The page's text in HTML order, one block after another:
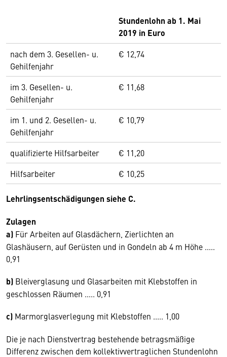
Stundenlohn ab 1. Mai
2019 in Euro
nach dem 3. Gesellen- u.
Gehilfenjahr
€ 12,74
im 3. Gesellen- u.
Gehilfenjahr
€ 11,68
im 1. und 2. Gesellen- u.
Gehilfenjahr
€ 10,79
qualifizierte Hilfsarbeiter
€ 11,20
Hilfsarbeiter
€ 10,25
Lehrlingsentschädigungen siehe C.
Zulagen
a) Für Arbeiten auf Glasdächern, Zierlichten an
Glashäusern, auf Gerüsten und in Gondeln ab 4 m Höhe .....
0,91
b) Bleiverglasung und Glasarbeiten mit Klebstoffen in
geschlossen Räumen ..... 0,91
c) Marmorglasverlegung mit Klebstoffen ..... 1,00
Die je nach Dienstvertrag bestehende betragsmäßige
Differenz zwischen dem kollektivvertraglichen Stundenlohn